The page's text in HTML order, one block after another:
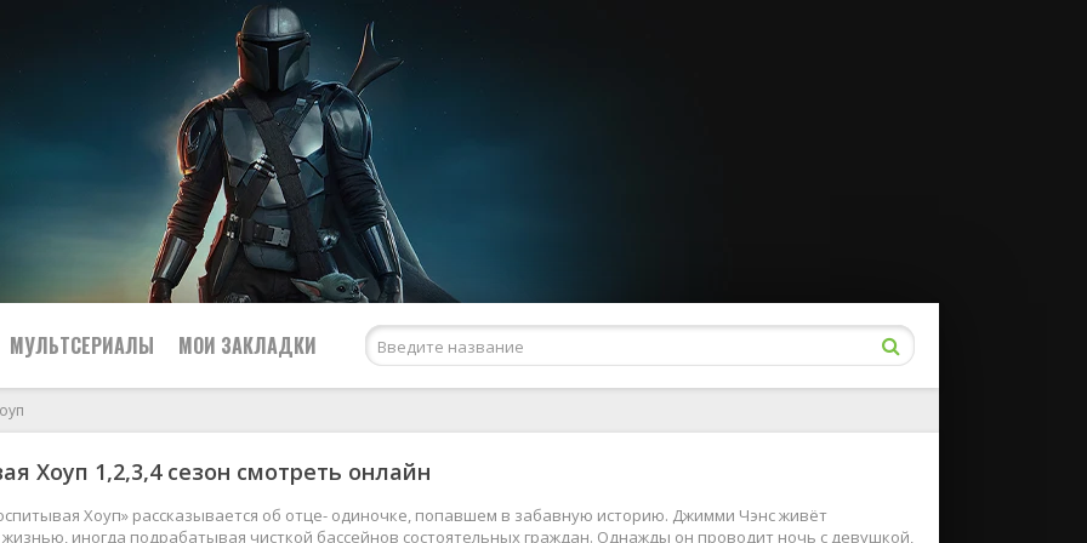
Netflix
Amazon Prime Video
США
Великобритания
МУЛЬТСЕРИАЛЫ МОИ ЗАКЛАДКИ
Хоуп 1,2,3,4 сезон смотреть онлайн
Хоуп» рассказывается об отце- одиночке, попавшем в забавную историю. Джимми Чэнс живёт
иногда подрабатывая чисткой бассейнов состоятельных граждан. Однажды он проводит ночь с девушкой,